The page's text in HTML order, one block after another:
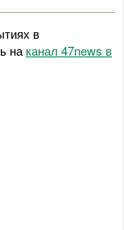
в
на канал 47news в